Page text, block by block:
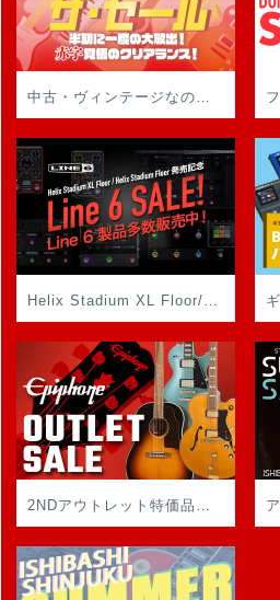
中古・ヴィンテージなので在庫限り！ギター、ベース、エフェクターなど掘出し物もたくさんあり！
Helix Stadium XL Floor/Helix Stadium Floor 発売記念！ Line 6 製品を買うなら今がチャンスです！